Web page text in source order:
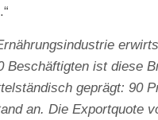
Beschäftigten ist diese
geprägt: 90
an. Die Exportquote